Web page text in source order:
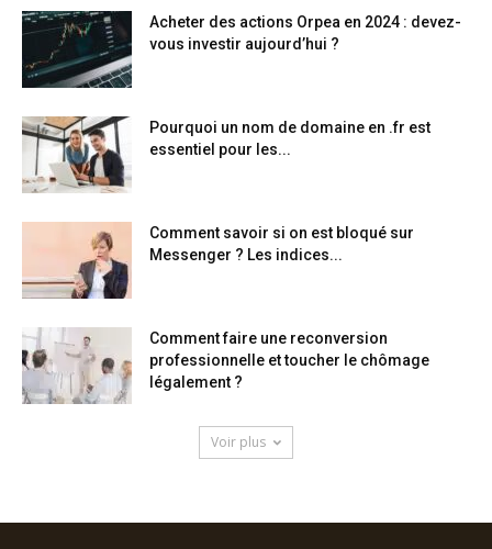
Acheter des actions Orpea en 2024 : devez-
vous investir aujourd’hui ?
Pourquoi un nom de domaine en .fr est
essentiel pour les...
Comment savoir si on est bloqué sur
Messenger ? Les indices...
Comment faire une reconversion
professionnelle et toucher le chômage
légalement ?
Voir plus